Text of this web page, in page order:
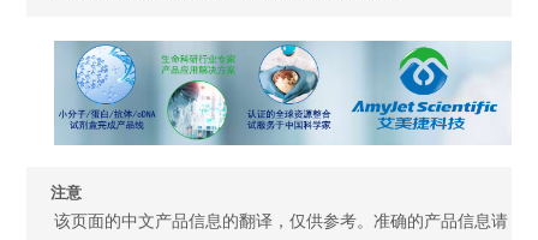
注意
该页面的中文产品信息的翻译，仅供参考。准确的产品信息请